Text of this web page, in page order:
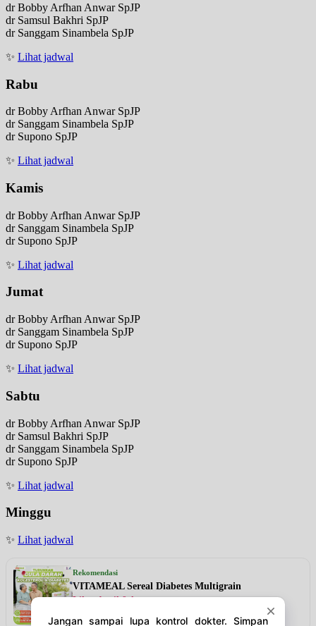
dr Bobby Arfhan Anwar SpJP
dr Samsul Bakhri SpJP
dr Sanggam Sinambela SpJP
✨ Lihat jadwal
Rabu
dr Bobby Arfhan Anwar SpJP
dr Sanggam Sinambela SpJP
dr Supono SpJP
✨ Lihat jadwal
Kamis
dr Bobby Arfhan Anwar SpJP
dr Sanggam Sinambela SpJP
dr Supono SpJP
✨ Lihat jadwal
Jumat
dr Bobby Arfhan Anwar SpJP
dr Sanggam Sinambela SpJP
dr Supono SpJP
✨ Lihat jadwal
Sabtu
dr Bobby Arfhan Anwar SpJP
dr Samsul Bakhri SpJP
dr Sanggam Sinambela SpJP
dr Supono SpJP
✨ Lihat jadwal
Minggu
✨ Lihat jadwal
Rekomendasi
VITAMEAL Sereal Diabetes Multigrain
Lihat detail & harga →